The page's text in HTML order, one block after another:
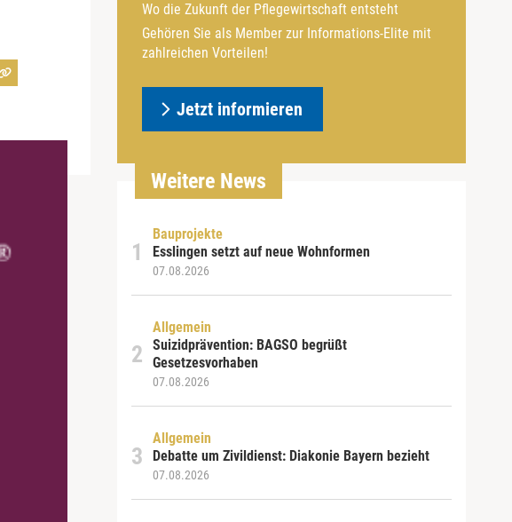
Wo die Zukunft der Pflegewirtschaft entsteht
Gehören Sie als Member zur Informations-Elite mit
zahlreichen Vorteilen!
Jetzt informieren
Weitere News
Bauprojekte
Esslingen setzt auf neue Wohnformen
07.08.2026
Allgemein
Suizidprävention: BAGSO begrüßt
Gesetzesvorhaben
07.08.2026
Allgemein
Debatte um Zivildienst: Diakonie Bayern bezieht
07.08.2026